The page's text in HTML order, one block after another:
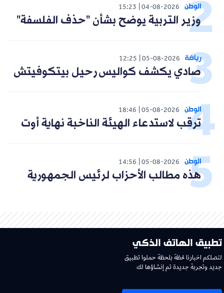
الوطن 04-08-2026
15:23
وزير التربية يوضح بشأن "حذف الفلسفة"
رياضة 05-08-2026
12:25
صادي يكشف كواليس رحيل بيتكوفيتش
الوطن 05-08-2026
18:46
ترقب لاستدعاء الهيئة الناخبة نهاية أوت
الوطن 05-08-2026
14:56
هذه مطالب الأحزاب لرئيس الجمهورية
تطبيق الهاتف الذكي
لتصلكم اخبارنا لحظة بلحظة حملوا تطبيق
جديد وتجربة جديدة تم إنشاؤها لك